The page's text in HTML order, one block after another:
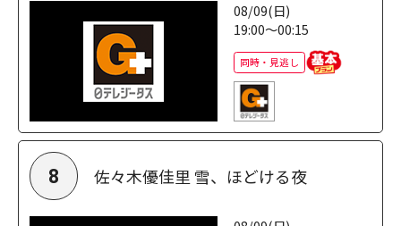
08/09(日)
19:00～00:15
同時・見逃し
8 佐々木優佳里 雪、ほどける夜